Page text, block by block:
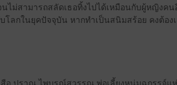
นไม่สามารถสลัดเธอทิ้งไปได้เหมือนกับผู้หญิงค
โลกในยุคปัจจุบัน หากทำเป็นสนิมสร้อย คงต้อ